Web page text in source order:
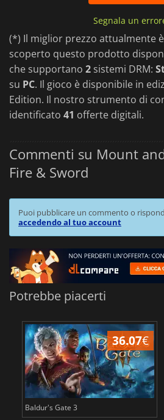
Segnala un
(*) Il miglior prezzo attualmente
scoperto questo prodotto
che supportano 2 sistemi DRM:
su PC. Il gioco è disponibile in
Edition. Il nostro strumento di
identificato 41 offerte digitali.
Commenti su Mount
Fire & Sword
Puoi pubblicare un commento o
accedendo al tuo account
Potrebbe piacerti
36.07€
Baldur's Gate 3